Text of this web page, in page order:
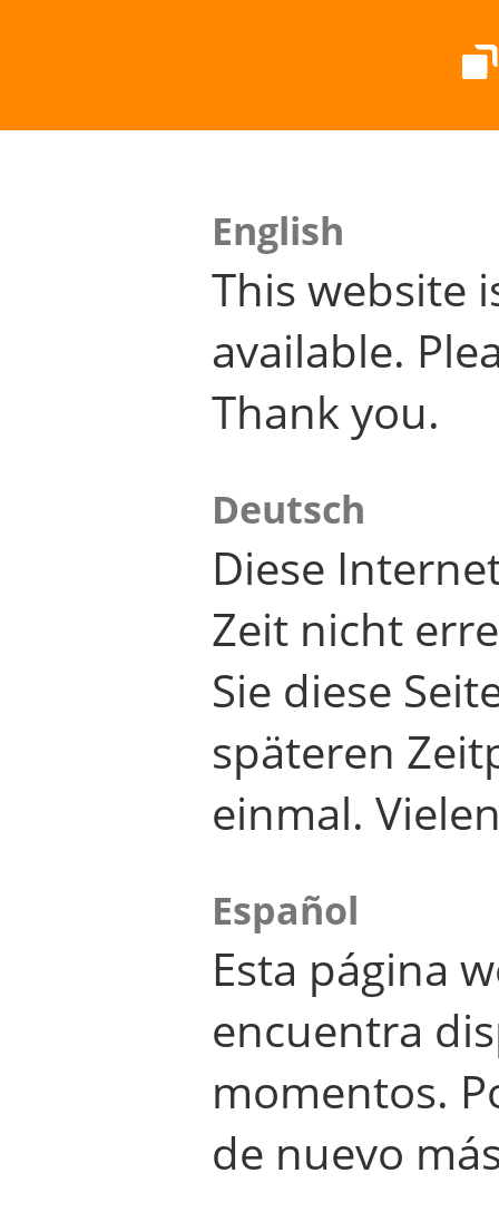
English
This website
available.
Thank you.
Deutsch
Diese
Zeit nicht
Sie diese
späteren
einmal.
Español
Esta página
encuentra
momentos.
de nuevo